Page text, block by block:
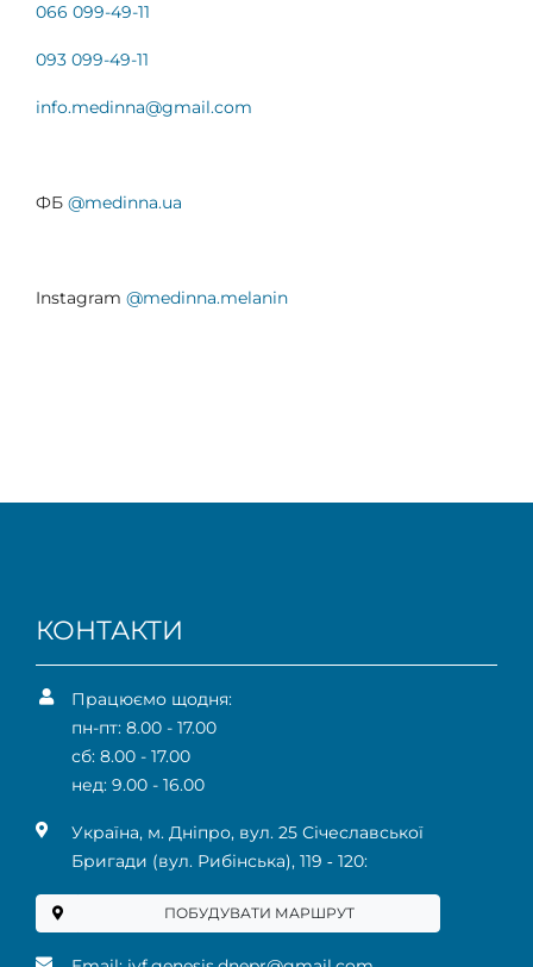
066 099-49-11
093 099-49-11
info.medinna@gmail.com
ФБ @medinna.ua
Instagram @medinna.melanin
КОНТАКТИ
Працюємо щодня:
пн-пт: 8.00 - 17.00
сб: 8.00 - 17.00
нед: 9.00 - 16.00
Українa, м. Дніпро, вул. 25 Січеславської
Бригади (вул. Рибінська), 119 ‑ 120:
ПОБУДУВАТИ МАРШРУТ